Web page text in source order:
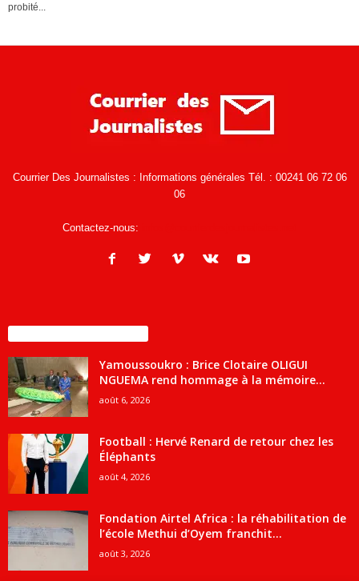
probité...
Courrier Des Journalistes : Informations générales Tél. : 00241 06 72 06
06
Contactez-nous:
Yamoussoukro : Brice Clotaire OLIGUI
NGUEMA rend hommage à la mémoire...
août 6, 2026
Football : Hervé Renard de retour chez les
Éléphants
août 4, 2026
Fondation Airtel Africa : la réhabilitation de
l’école Methui d’Oyem franchit...
août 3, 2026